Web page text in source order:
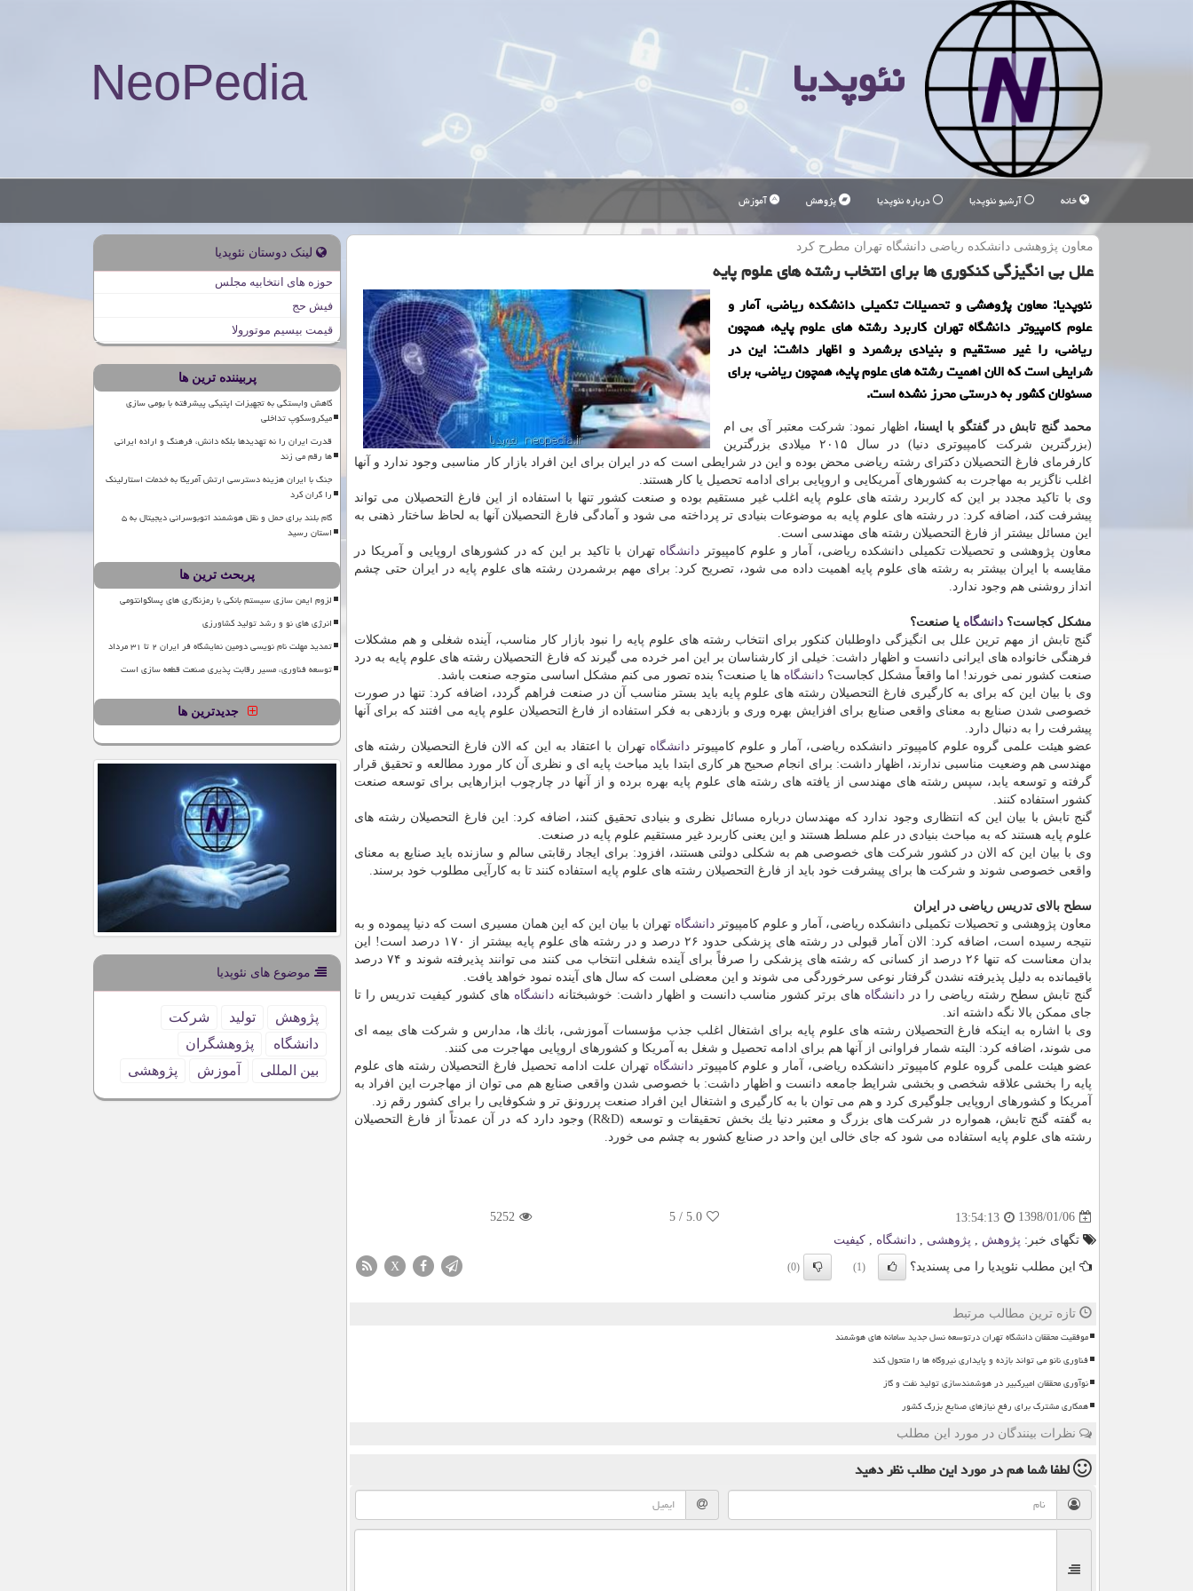
نئوپدیا NeoPedia
خانه آرشیو نئوپدیا درباره نئوپدیا پژوهش آموزش
معاون پژوهشی دانشكده ریاضی دانشگاه تهران مطرح كرد
علل بی انگیزگی كنكوری ها برای انتخاب رشته های علوم پایه
نئوپدیا: معاون پژوهشی و تحصیلات تكمیلی دانشكده ریاضی، آمار و
علوم كامپیوتر دانشگاه تهران كاربرد رشته های علوم پایه، همچون
ریاضی، را غیر مستقیم و بنیادی برشمرد و اظهار داشت: این در
شرایطی است كه الان اهمیت رشته های علوم پایه، همچون ریاضی، برای
مسئولان كشور به درستی محرز نشده است.
محمد گنج تابش در گفتگو با ایسنا،
اظهار نمود: شركت معتبر آی بی ام
(بزرگترین شركت كامپیوتری دنیا) در سال ۲۰۱۵ میلادی بزرگترین
كارفرمای فارغ التحصیلان دكترای رشته ریاضی محض بوده و این در شرایطی است كه در ایران برای این افراد بازار كار مناسبی وجود ندارد و آنها
اغلب ناگزیر به مهاجرت به كشورهای آمریكایی و اروپایی برای ادامه تحصیل یا كار هستند.
وی با تاكید مجدد بر این كه كاربرد رشته های علوم پایه اغلب غیر مستقیم بوده و صنعت كشور تنها با استفاده از این فارغ التحصیلان می تواند
پیشرفت كند، اضافه كرد: در رشته های علوم پایه به موضوعات بنیادی تر پرداخته می شود و آمادگی فارغ التحصیلان آنها به لحاظ ساختار ذهنی به
این مسائل بیشتر از فارغ التحصیلان رشته های مهندسی است.
معاون پژوهشی و تحصیلات تكمیلی دانشكده ریاضی، آمار و علوم كامپیوتر دانشگاه تهران با تاكید بر این كه در كشورهای اروپایی و آمریكا در
مقایسه با ایران بیشتر به رشته های علوم پایه اهمیت داده می شود، تصریح كرد: برای مهم برشمردن رشته های علوم پایه در ایران حتی چشم
انداز روشنی هم وجود ندارد.
مشكل كجاست؟ دانشگاه یا صنعت؟
گنج تابش از مهم ترین علل بی انگیزگی داوطلبان كنكور برای انتخاب رشته های علوم پایه را نبود بازار كار مناسب، آینده شغلی و هم مشكلات
فرهنگی خانواده های ایرانی دانست و اظهار داشت: خیلی از كارشناسان بر این امر خرده می گیرند كه فارغ التحصیلان رشته های علوم پایه به درد
صنعت كشور نمی خورند! اما واقعاً مشكل كجاست؟ دانشگاه ها یا صنعت؟ بنده تصور می كنم مشكل اساسی متوجه صنعت باشد.
وی با بیان این كه برای به كارگیری فارغ التحصیلان رشته های علوم پایه باید بستر مناسب آن در صنعت فراهم گردد، اضافه كرد: تنها در صورت
خصوصی شدن صنایع به معنای واقعی صنایع برای افزایش بهره وری و بازدهی به فكر استفاده از فارغ التحصیلان علوم پایه می افتند كه برای آنها
پیشرفت را به دنبال دارد.
عضو هیئت علمی گروه علوم كامپیوتر دانشكده ریاضی، آمار و علوم كامپیوتردانشگاه تهران با اعتقاد به این كه الان فارغ التحصیلان رشته های
مهندسی هم وضعیت مناسبی ندارند، اظهار داشت: برای انجام صحیح هر كاری ابتدا باید مباحث پایه ای و نظری آن كار مورد مطالعه و تحقیق قرار
گرفته و توسعه یابد، سپس رشته های مهندسی از یافته های رشته های علوم پایه بهره برده و از آنها در چارچوب ابزارهایی برای توسعه صنعت
كشور استفاده كنند.
گنج تابش با بیان این كه انتظاری وجود ندارد كه مهندسان درباره مسائل نظری و بنیادی تحقیق كنند، اضافه كرد: این فارغ التحصیلان رشته های
علوم پایه هستند كه به مباحث بنیادی در علم مسلط هستند و این یعنی كاربرد غیر مستقیم علوم پایه در صنعت.
وی با بیان این كه الان در كشور شركت های خصوصی هم به شكلی دولتی هستند، افزود: برای ایجاد رقابتی سالم و سازنده باید صنایع به معنای
واقعی خصوصی شوند و شركت ها برای پیشرفت خود باید از فارغ التحصیلان رشته های علوم پایه استفاده كنند تا به كارآیی مطلوب خود برسند.
سطح بالای تدریس ریاضی در ایران
معاون پژوهشی و تحصیلات تكمیلی دانشكده ریاضی، آمار و علوم كامپیوتر دانشگاه تهران با بیان این كه این همان مسیری است كه دنیا پیموده و به
نتیجه رسیده است، اضافه كرد: الان آمار قبولی در رشته های پزشكی حدود ۲۶ درصد و در رشته های علوم پایه بیشتر از ۱۷۰ درصد است! این
بدان معناست كه تنها ۲۶ درصد از كسانی كه رشته های پزشكی را صرفاً برای آینده شغلی انتخاب می كنند می توانند پذیرفته شوند و ۷۴ درصد
باقیمانده به دلیل پذیرفته نشدن گرفتار نوعی سرخوردگی می شوند و این معضلی است كه سال های آینده نمود خواهد یافت.
گنج تابش سطح رشته ریاضی را در دانشگاه های برتر كشور مناسب دانست و اظهار داشت: خوشبختانهدانشگاه های كشور كیفیت تدریس را تا
جای ممكن بالا نگه داشته اند.
وی با اشاره به اینكه فارغ التحصیلان رشته های علوم پایه برای اشتغال اغلب جذب مؤسسات آموزشی، بانك ها، مدارس و شركت های بیمه ای
می شوند، اضافه كرد: البته شمار فراوانی از آنها هم برای ادامه تحصیل و شغل به آمریكا و كشورهای اروپایی مهاجرت می كنند.
عضو هیئت علمی گروه علوم كامپیوتر دانشكده ریاضی، آمار و علوم كامپیوتردانشگاه تهران علت ادامه تحصیل فارغ التحصیلان رشته های علوم
پایه را بخشی علاقه شخصی و بخشی شرایط جامعه دانست و اظهار داشت: با خصوصی شدن واقعی صنایع هم می توان از مهاجرت این افراد به
آمریكا و كشورهای اروپایی جلوگیری كرد و هم می توان با به كارگیری و اشتغال این افراد صنعت پررونق تر و شكوفایی را برای كشور رقم زد.
به گفته گنج تابش، همواره در شركت های بزرگ و معتبر دنیا یك بخش تحقیقات و توسعه (R&D) وجود دارد كه در آن عمدتاً از فارغ التحصیلان
رشته های علوم پایه استفاده می شود كه جای خالی این واحد در صنایع كشور به چشم می خورد.
1398/01/06
13:54:13
5.0
/
5
5252
تگهای خبر: پژوهش پژوهشی دانشگاه
كیفیت
این مطلب نئوپدیا را می پسندید؟
(1)
(0)
X
تازه ترین مطالب مرتبط
موفقیت محققان دانشگاه تهران درتوسعه نسل جدید سامانه های هوشمند
فناوری نانو می تواند بازده و پایداری نیروگاه ها را متحول کند
نوآوری محققان امیرکبیر در هوشمندسازی تولید نفت و گاز
همکاری مشترک برای رفع نیازهای صنایع بزرگ کشور
نظرات بینندگان در مورد این مطلب
لطفا شما همدر مورد این مطلبنظر دهید
لینک دوستان نئوپدیا
حوزه های انتخابیه مجلس
فیش حج
قیمت بیسیم موتورولا
پربیننده ترین ها
کاهش وابستگی به تجهیزات اپتیکی پیشرفته با بومی سازی
میکروسکوپ تداخلی
قدرت ایران را نه تهدیدها بلکه دانش، فرهنگ و اراده ایرانی
ها رقم می زند
جنگ با ایران هزینه دسترسی ارتش آمریکا به خدمات استارلینک
را گران کرد
گام بلند برای حمل و نقل هوشمند اتوبوسرانی دیجیتال به ۵
استان رسید
پربحث ترین ها
لزوم ایمن سازی سیستم بانکی با رمزنگاری های پساکوانتومی
انرژی های نو و رشد تولید کشاورزی
تمدید مهلت نام نویسی دومین نمایشگاه فر ایران ۲ تا ۳۱ مرداد
توسعه فناوری، مسیر رقابت پذیری صنعت قطعه سازی است
جدیدترین ها
موضوع های نئوپدیا
پژوهش تولید
شركت
دانشگاه
پژوهشگران
بین المللی
آموزش پژوهشی